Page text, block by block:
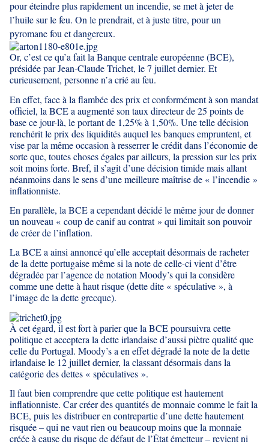
pour éteindre plus rapidement un incendie, se met à jeter de
l’huile sur le feu. On le prendrait, et à juste titre, pour un
pyromane fou et dangereux.
Or, c’est ce qu’a fait la Banque centrale européenne (BCE),
présidée par Jean-Claude Trichet, le 7 juillet dernier. Et
curieusement, personne n’a crié au feu.
En effet, face à la flambée des prix et conformément à son mandat
officiel, la BCE a augmenté son taux directeur de 25 points de
base ce jour-là, le portant de 1,25% à 1,50%. Une telle décision
renchérit le prix des liquidités auquel les banques empruntent, et
vise par la même occasion à resserrer le crédit dans l’économie de
sorte que, toutes choses égales par ailleurs, la pression sur les prix
soit moins forte. Bref, il s’agit d’une décision timide mais allant
néanmoins dans le sens d’une meilleure maîtrise de « l’incendie »
inflationniste.
En parallèle, la BCE a cependant décidé le même jour de donner
un nouveau « coup de canif au contrat » qui limitait son pouvoir
de créer de l’inflation.
La BCE a ainsi annoncéqu’elle acceptait désormais de racheter
de la dette portugaise même si la note de celle-ci vient d’être
dégradée par l’agence de notation Moody’s qui la considère
comme une dette à haut risque (dette dite « spéculative », à
l’image de la dette grecque).
À cet égard, il est fort à parier que la BCE poursuivra cette
politique et acceptera la dette irlandaise d’aussi piètre qualité que
celle du Portugal. Moody’s a en effet dégradé la note de la dette
irlandaise le 12 juillet dernier, la classant désormais dans la
catégorie des dettes « spéculatives ».
Il faut bien comprendre que cette politique est hautement
inflationniste. Car créer des quantités de monnaie comme le fait la
BCE, puis les distribuer en contrepartie d’une dette hautement
risquée – qui ne vaut rien ou beaucoup moins que la monnaie
créée à cause du risque de défaut de l’État émetteur – revient ni